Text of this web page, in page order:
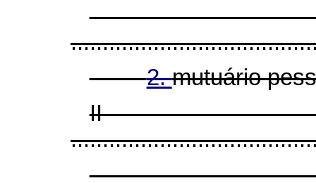
2.mutuário